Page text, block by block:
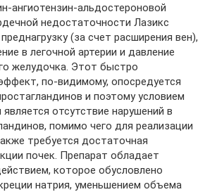
ангиотензин-альдостероновой
недостаточности Лазикс
(за счет расширения вен),
в легочной артерии и давление
желудочка. Этот быстро
по-видимому, опосредуется
и поэтому условием
является отсутствие нарушений в
помимо чего для реализации
требуется достаточная
почек. Препарат обладает
которое обусловлено
натрия, уменьшением объема